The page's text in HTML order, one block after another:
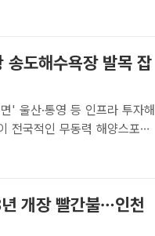
되지 않아 적기 개장이 불투
도해수욕장 발목 잡
' 울산·통영 등 인프라 투자해
워 시설 등을 갖춘 공공 해양
개장 빨간불…인천